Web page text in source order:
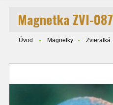
Magnetka ZVI-087
Úvod Magnetky Zvieratká